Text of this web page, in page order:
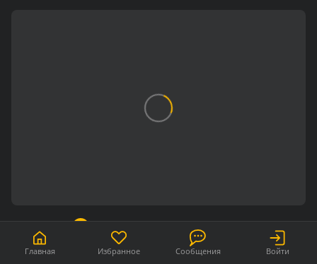
250 800 BYN
3 975 BYN/ м²
Главная Избранное Сообщения Войти